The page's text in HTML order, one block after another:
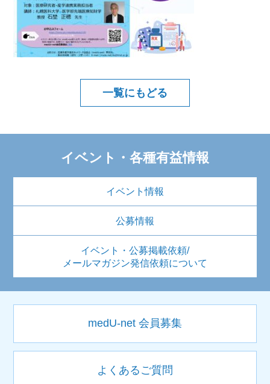
一覧にもどる
イベント・各種有益情報
イベント情報
公募情報
イベント・公募掲載依頼/
メールマガジン発信依頼について
medU-net 会員募集
よくあるご質問